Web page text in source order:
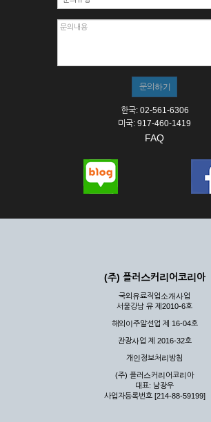
한국: 02-561-6306
미국: 917-460-1419
FAQ
(주) 플러스커리어코리아
국외유료직업소개사업
서울강남 유 제2010-6호
해외이주알선업 제 16-04호
관광사업 제 2016-32호
개인정보처리방침
(주) 플러스커리어코리아
대표: 남광우
사업자등록번호 [214-88-59199]